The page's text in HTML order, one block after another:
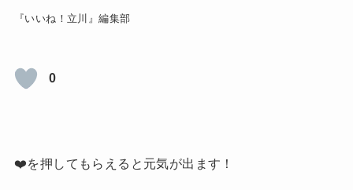
『いいね！立川』編集部
0
❤️を押してもらえると元気が出ます！